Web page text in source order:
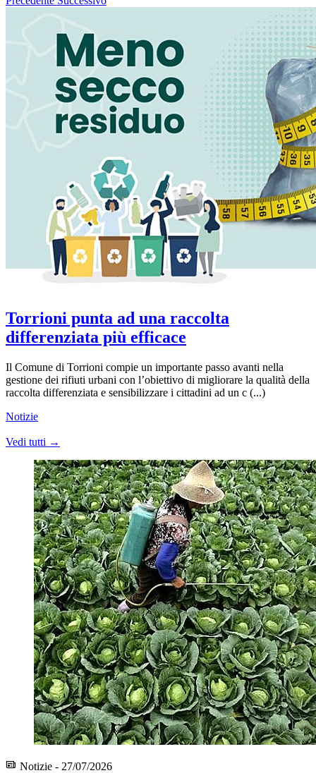
Torrioni punta ad una raccolta
differenziata più efficace
Il Comune di Torrioni compie un importante passo avanti nella
gestione dei rifiuti urbani con l’obiettivo di migliorare la qualità della
raccolta differenziata e sensibilizzare i cittadini ad un c (...)
Notizie
Vedi tutti →
Notizie - 27/07/2026